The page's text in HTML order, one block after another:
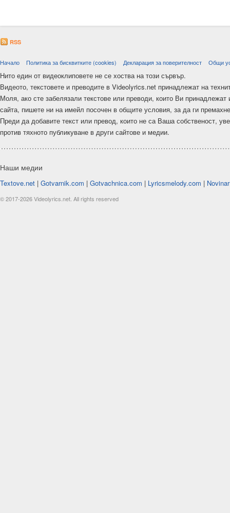
RSS
Начало Политика за бисквитките (cookies) Декларация за поверителност Общи
Нито един от видеоклиповете не се хоства на този сървър.
Видеото, текстовете и преводите в Videolyrics.net принадлежат на
Моля, ако сте забелязали текстове или преводи, които Ви
сайта, пишете ни на имейл посочен в общите условия, за да ги
Преди да добавите текст или превод, които не са Ваша собственост,
против тяхното публикуване в други сайтове и медии.
Наши медии
Textove.net | Gotvarnik.com | Gotvachnica.com | Lyricsmelody.com |
© 2017-2026 Videolyrics.net. All rights reserved